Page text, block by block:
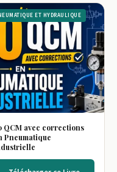
ET HYDRAULIQUE
QCM avec corrections
Pneumatique